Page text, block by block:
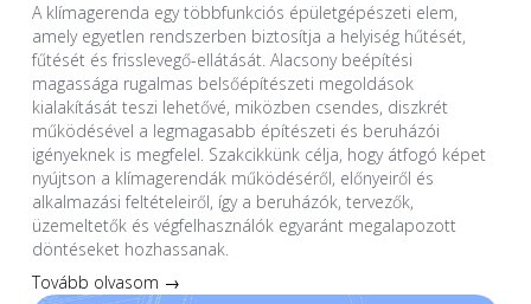
A klímagerenda egy többfunkciós épületgépészeti elem,
amely egyetlen rendszerben biztosítja a helyiség hűtését,
fűtését és frisslevegő-ellátását. Alacsony beépítési
magassága rugalmas belsőépítészeti megoldások
kialakítását teszi lehetővé, miközben csendes, diszkrét
működésével a legmagasabb építészeti és beruházói
igényeknek is megfelel. Szakcikkünk célja, hogy átfogó képet
nyújtson a klímagerendák működéséről, előnyeiről és
alkalmazási feltételeiről, így a beruházók, tervezők,
üzemeltetők és végfelhasználók egyaránt megalapozott
döntéseket hozhassanak.
Tovább olvasom →